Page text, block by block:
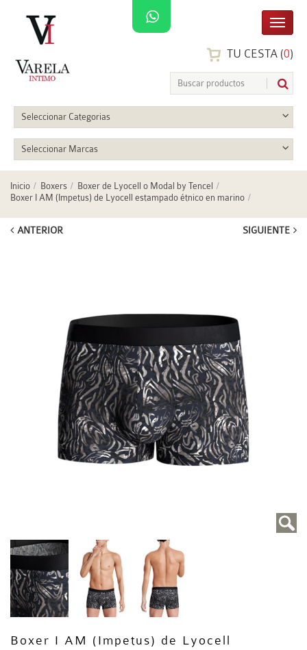
TU CESTA (0)
Seleccionar Categorias
Seleccionar Marcas
Inicio Boxers
Boxer de Lyocell o Modal by Tencel
Boxer I AM (Impetus) de Lyocell estampado étnico en marino
ANTERIOR SIGUIENTE
Boxer I AM (Impetus) de Lyocell